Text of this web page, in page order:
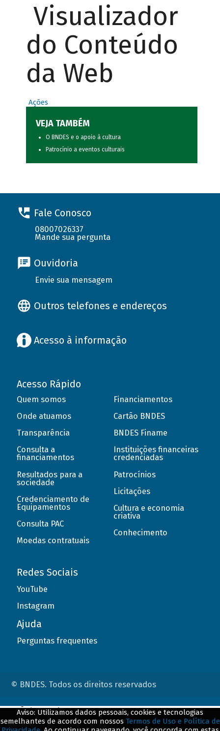
Visualizador
do Conteúdo
da Web
Ações
VEJA TAMBÉM
O BNDES e o apoio à cultura
Patrocínio a eventos culturais
Fale Conosco
08007026337
Mande sua pergunta
Ouvidoria
Envie sua mensagem
Outros telefones e endereços
Acesso à informação
Acesso Rápido
Quem somos
Onde atuamos
Transparência
Consulta a
financiamentos
Resultados para a
sociedade
Credenciamento de
Equipamentos
Consulta PAC
Moedas contratuais
Financiamentos
Cartão BNDES
BNDES Finame
Instituições financeiras
credenciadas
Patrocínios
Licitações
Cultura e economia
criativa
Conhecimento
Redes Sociais
YouTube
Instagram
Ajuda
Perguntas frequentes
© BNDES. Todos os direitos reservados
Aviso: Utilizamos dados pessoais, cookies e tecnologias
semelhantes de acordo com nossos Termos de Uso e Política de
ConteÃºdo complementar
${title}${badge}